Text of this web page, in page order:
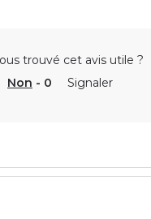
trouvé cet avis utile ?
Non - 0 Signaler